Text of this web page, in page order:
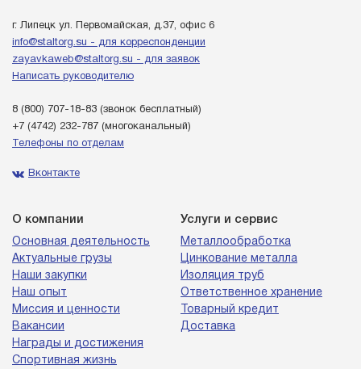
г. Липецк ул. Первомайская, д.37, офис 6
info@staltorg.su - для корреспонденции
zayavkaweb@staltorg.su - для заявок
Написать руководителю
8 (800) 707-18-83 (звонок бесплатный)
+7 (4742) 232-787 (многоканальный)
Телефоны по отделам
Вконтакте
О компании
Основная деятельность
Актуальные грузы
Наши закупки
Наш опыт
Миссия и ценности
Вакансии
Награды и достижения
Спортивная жизнь
Услуги и сервис
Металлообработка
Цинкование металла
Изоляция труб
Ответственное хранение
Товарный кредит
Доставка